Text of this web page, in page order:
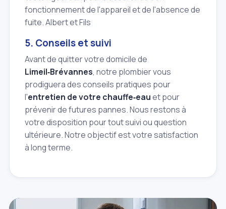
fonctionnement de l'appareil et de l'absence de
fuite. Albert et Fils
5. Conseils et suivi
Avant de quitter votre domicile de
Limeil‑Brévannes, notre plombier vous
prodiguera des conseils pratiques pour
l'entretien de votre chauffe‑eauet pour
prévenir de futures pannes. Nous restons à
votre disposition pour tout suivi ou question
ultérieure. Notre objectif est votre satisfaction
à long terme.